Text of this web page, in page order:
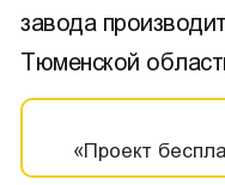
завода
Тюменской
«Проект